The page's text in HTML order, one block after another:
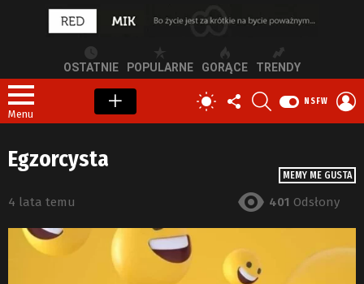
OSTATNIE POPULARNE GORĄCE TRENDY
Menu
PRZEŁĄCZ
SKÓRKĘ
OBSERWUJ
NAS
NSFW
MEMY ME GUSTA
Egzorcysta
4 lata temu 401 Odsłony